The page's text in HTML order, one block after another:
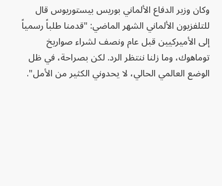
وكان وزير الدفاع الألماني بوريس بيستوريوس قال
للتلفزيون الألماني الشهر الماضي: "قدمنا طلباً رسمياً
إلى الأميركيين قبل عام ونصف لشراء صواريخ
توماهوك، وما زلنا ننتظر الرد. لكن بصراحة، في ظل
الوضع العالمي الحالي، لا يحدوني الكثير من الأمل".